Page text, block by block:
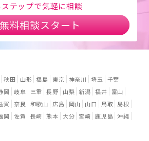
テップで気軽に相談
料相談スタート
秋田 山形 福島 東京 神奈川 埼玉
千葉
岡 岐阜 三重 長野 山梨 新潟 福井
富山
賀 奈良 和歌山 広島 岡山 山口 鳥取
島根
岡 佐賀 長崎 熊本 大分 宮崎 鹿児島 沖縄